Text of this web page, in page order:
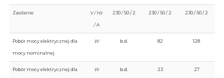
Zasilanie V / Hz
/ A
230 / 50 / 2 230 / 50 / 2 230 / 50 / 2
Pobór mocy elektrycznej dla
mocy nominalnej
W b.d. 82 128
Pobór mocy elektrycznej dla W b.d. 23 27